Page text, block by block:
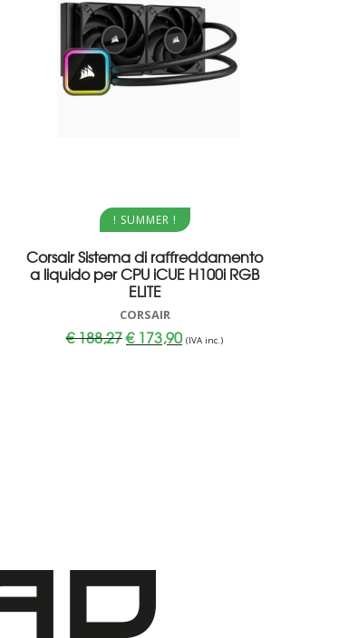
Aggiungi al carrello
! SUMMER !
Corsair Sistema di raffreddamento
a liquido per CPU iCUE H100i RGB
ELITE
CORSAIR
€188,27Il
prezzo
€173,90Il
prezzo
(IVA inc.)